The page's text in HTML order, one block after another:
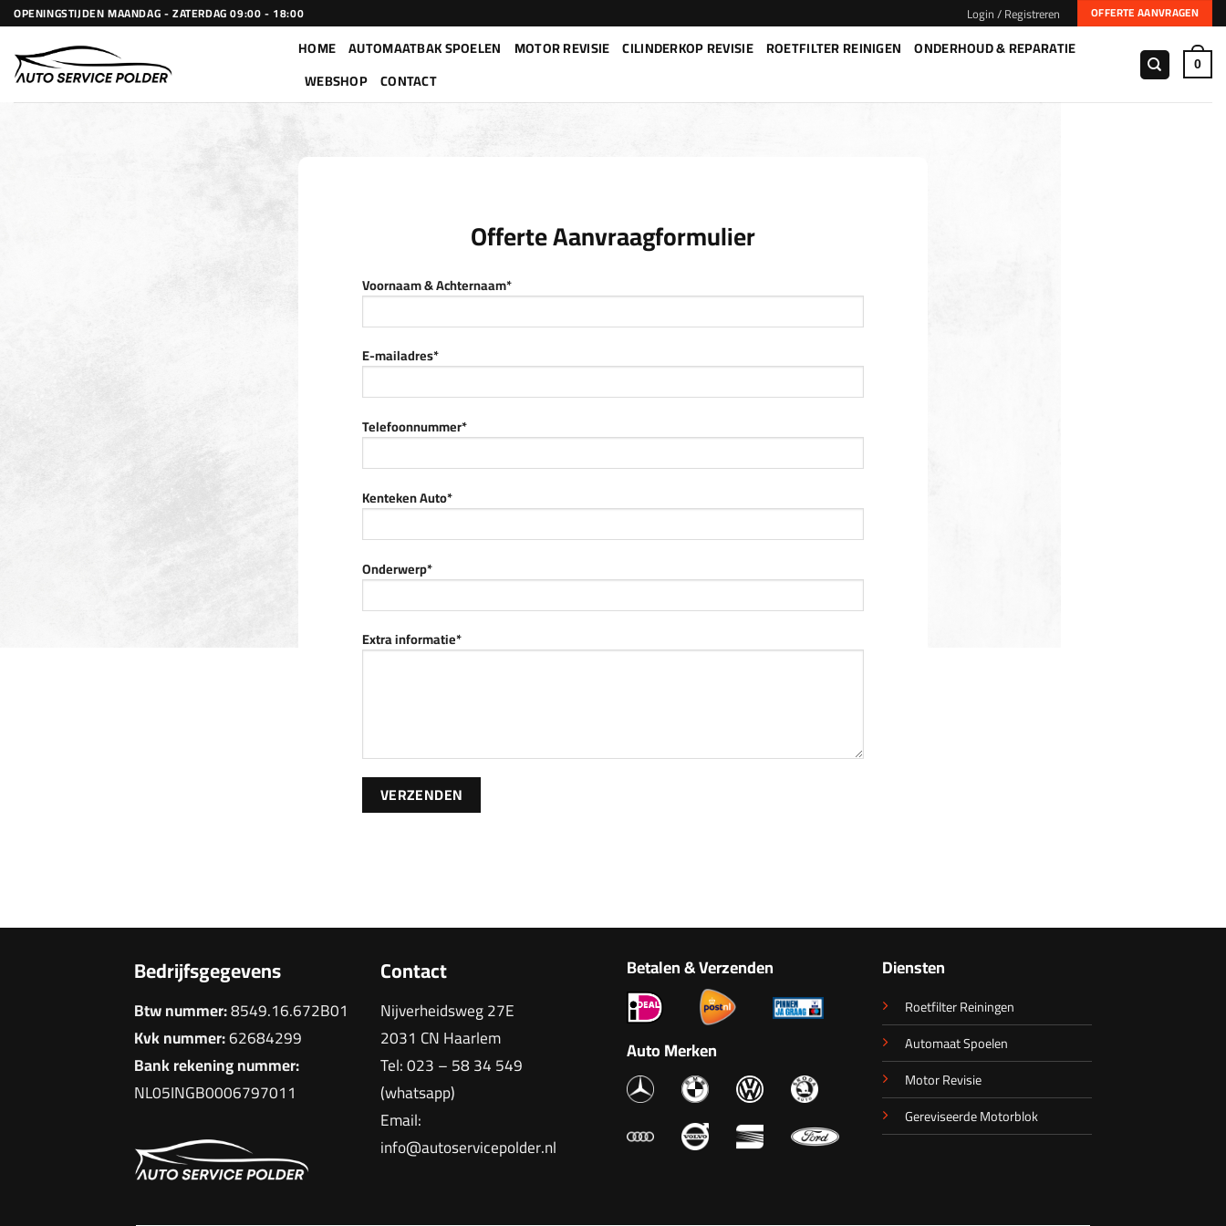
Ga
naar
inhoud
OPENINGSTIJDEN MAANDAG - ZATERDAG 09:00 - 18:00 Login / Registreren OFFERTE AANVRAGEN
HOME AUTOMAATBAK SPOELEN MOTOR REVISIE CILINDERKOP REVISIE ROETFILTER REINIGEN ONDERHOUD & REPARATIE
WEBSHOP CONTACT
0
Offerte Aanvraagformulier
Voornaam & Achternaam*
E-mailadres*
Telefoonnummer*
Kenteken Auto*
Onderwerp*
Extra informatie*
Bedrijfsgegevens
Btw nummer:8549.16.672B01
Kvk nummer:62684299
Bank rekening nummer:
NL05INGB0006797011
Contact
Nijverheidsweg 27E
2031 CN Haarlem
Tel:023 – 58 34 549
(whatsapp)
Email:
info@autoservicepolder.nl
Betalen & Verzenden
Auto Merken
Diensten
Roetfilter Reiningen
Automaat Spoelen
Motor Revisie
Gereviseerde Motorblok